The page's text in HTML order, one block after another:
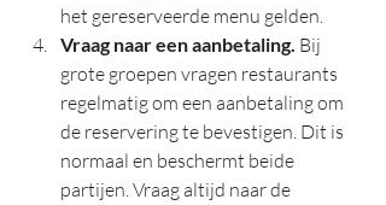
het gereserveerde menu gelden.
Vraag naar een aanbetaling. Bij
grote groepen vragen restaurants
regelmatig om een aanbetaling om
de reservering te bevestigen. Dit is
normaal en beschermt beide
partijen. Vraag altijd naar de